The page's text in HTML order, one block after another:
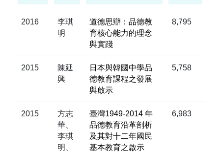
2016
李琪
明
道德思辯：品德教
育核心能力的理念
與實踐
8,795
2015
陳延
興
日本與韓國中學品
德教育課程之發展
與啟示
5,758
2015
方志
華、
李琪
明、
臺灣1949-2014 年
品德教育沿革剖析
及其對十二年國民
基本教育之啟示
6,983